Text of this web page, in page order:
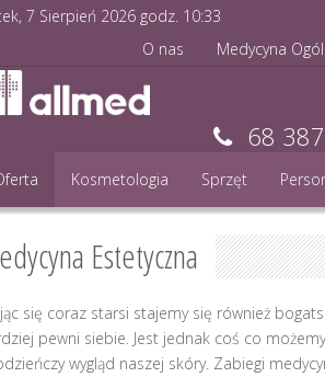
7 Sierpień 2026 godz. 10:33
O nas
Medycyna
68
Kosmetologia Sprzęt
Estetyczna
się coraz starsi stajemy się również
pewni siebie. Jest jednak coś co
wygląd naszej skóry. Zabiegi